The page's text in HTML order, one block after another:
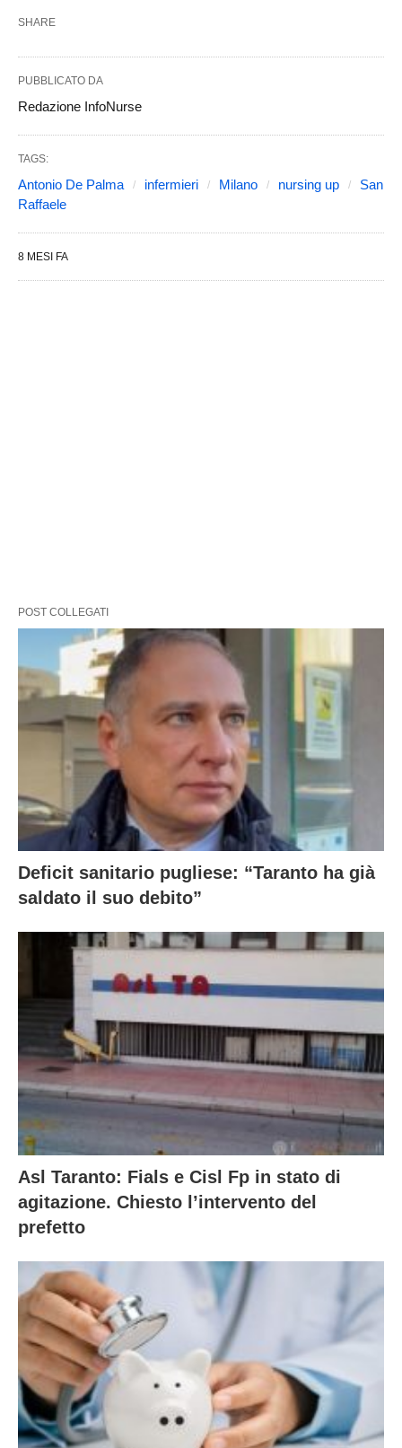
SHARE
PUBBLICATO DA
Redazione InfoNurse
TAGS:
Antonio De Palma infermieri Milano nursing up
San
Raffaele
8 MESI FA
POST COLLEGATI
Deficit sanitario pugliese: “Taranto ha già
saldato il suo debito”
Asl Taranto: Fials e Cisl Fp in stato di
agitazione. Chiesto l’intervento del
prefetto